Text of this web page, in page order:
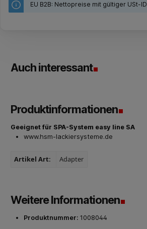
EU B2B: Nettopreise mit gültiger USt-ID
Auch interessant
Produktinformationen
Geeignet für SPA-System easy line SA
www.hsm-lackiersysteme.de
Artikel Art: Adapter
Weitere Informationen
Produktnummer: 1008044